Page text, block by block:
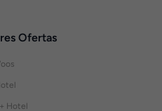
Ofertas
Hotel